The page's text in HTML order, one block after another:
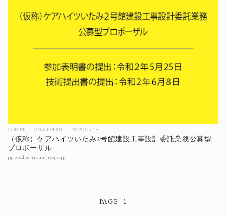
COMPETITION & EVENT 2020.05.19
（仮称）ケアハイツいたみ2号館建設工事設計委託業務公募型
プロポーザル
jigyoudan-itami-hyogo.jp
1